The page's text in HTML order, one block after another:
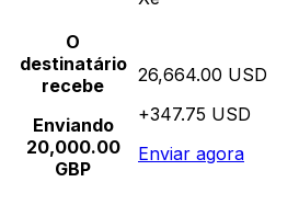
O
destinatário
recebe
Enviando
20,000.00
GBP
26,664.00 USD
+347.75 USD
Enviar agora